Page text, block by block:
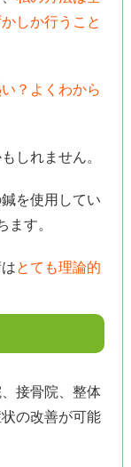
しか行うこと
？よくわから
しれません。
を使用してい
ます。
とても理論的
接骨院、整体
の改善が可能